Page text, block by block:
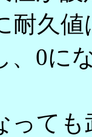
耐久
、0に
って